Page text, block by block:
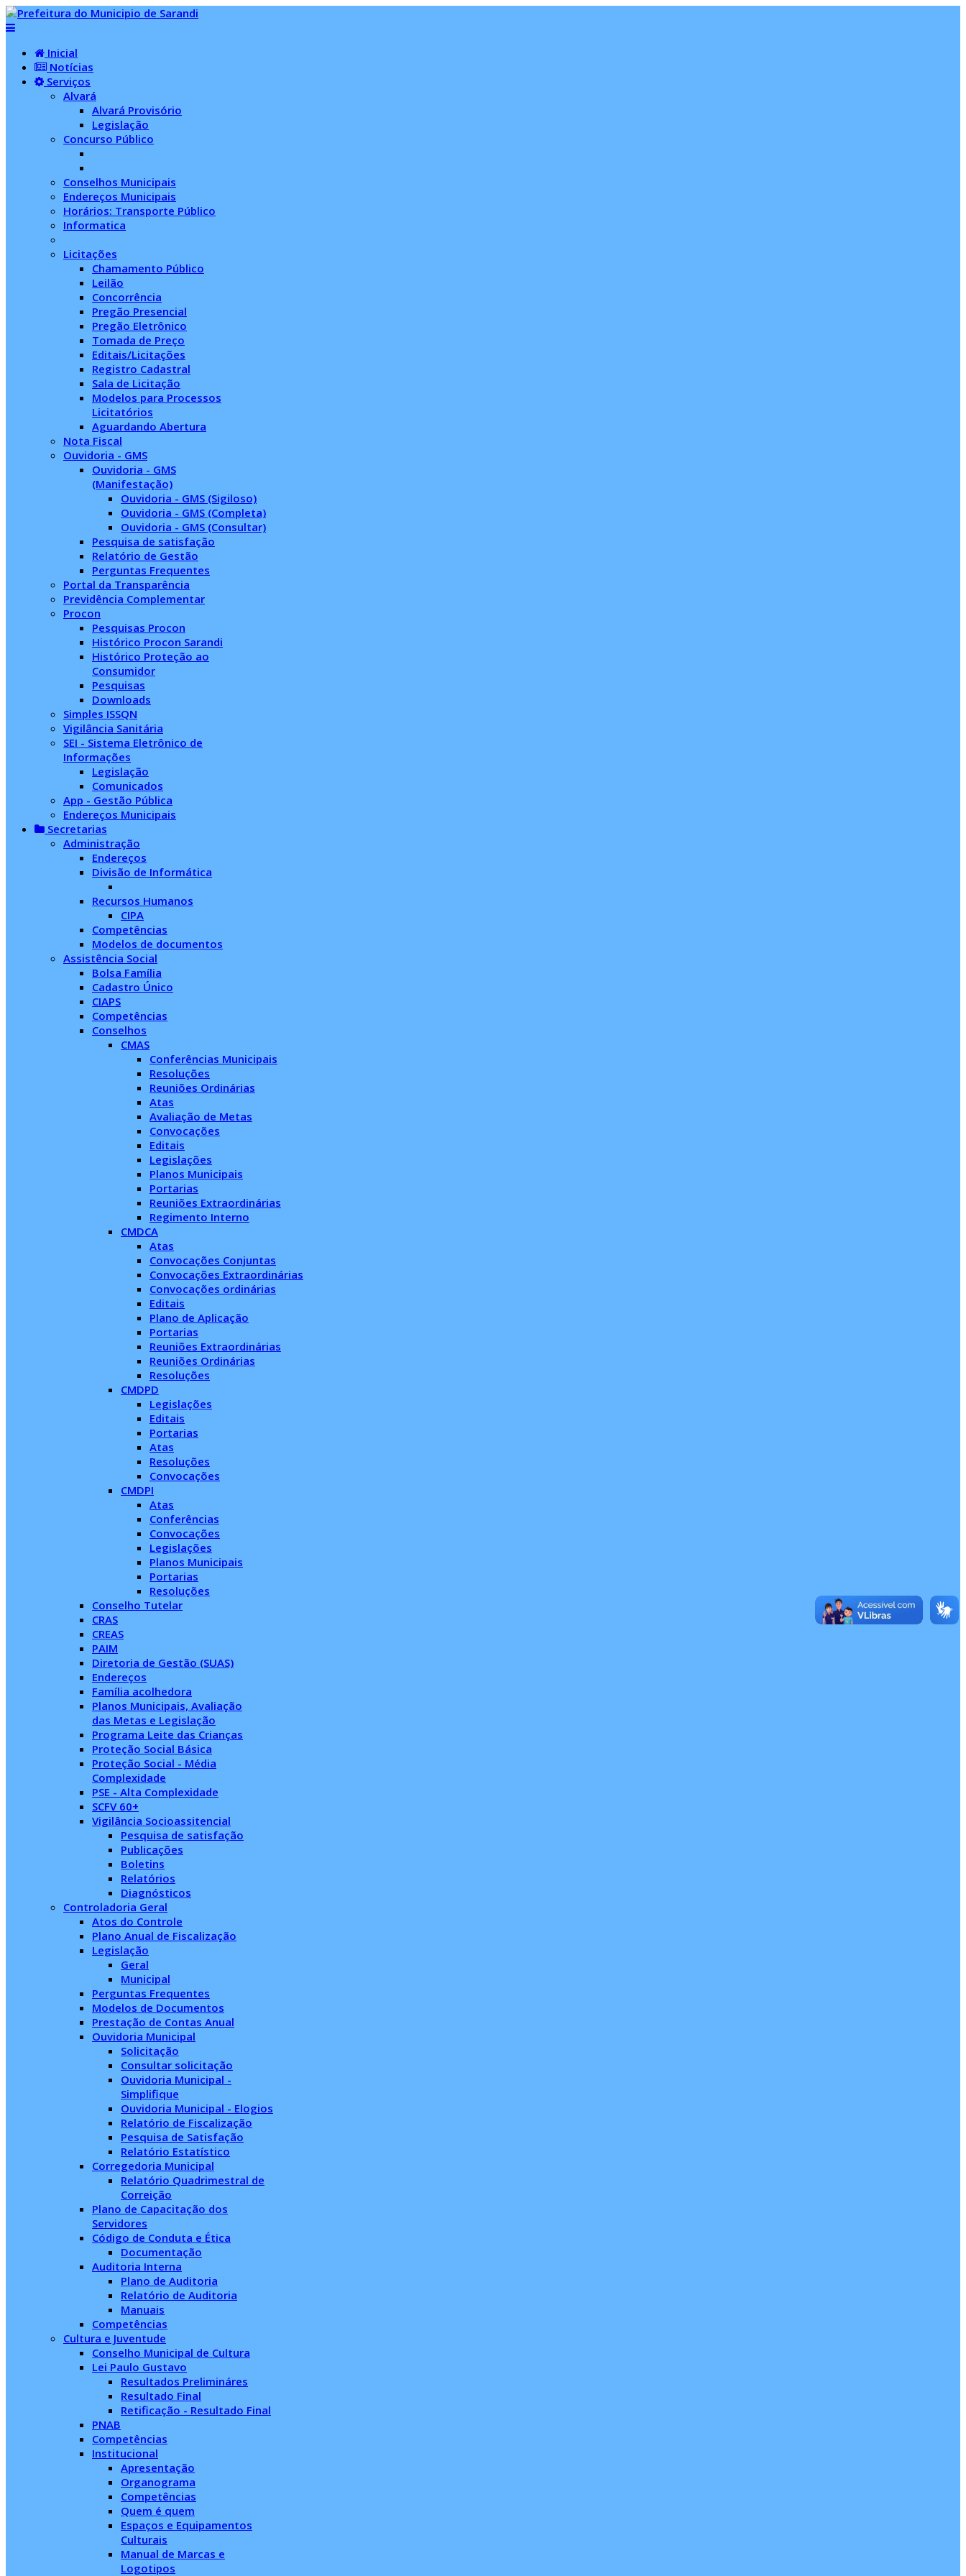
Inicial
Notícias
Serviços
Alvará
Alvará Provisório
Legislação
Concurso Público
Conselhos Municipais
Endereços Municipais
Horários: Transporte Público
Informatica
Licitações
Chamamento Público
Leilão
Concorrência
Pregão Presencial
Pregão Eletrônico
Tomada de Preço
Editais/Licitações
Registro Cadastral
Sala de Licitação
Modelos para Processos
Licitatórios
Aguardando Abertura
Nota Fiscal
Ouvidoria - GMS
Ouvidoria - GMS
(Manifestação)
Ouvidoria - GMS (Sigiloso)
Ouvidoria - GMS (Completa)
Ouvidoria - GMS (Consultar)
Pesquisa de satisfação
Relatório de Gestão
Perguntas Frequentes
Portal da Transparência
Previdência Complementar
Procon
Pesquisas Procon
Histórico Procon Sarandi
Histórico Proteção ao
Consumidor
Pesquisas
Downloads
Simples ISSQN
Vigilância Sanitária
SEI - Sistema Eletrônico de
Informações
Legislação
Comunicados
App - Gestão Pública
Endereços Municipais
Secretarias
Administração
Endereços
Divisão de Informática
Recursos Humanos
CIPA
Competências
Modelos de documentos
Assistência Social
Bolsa Família
Cadastro Único
CIAPS
Competências
Conselhos
CMAS
Conferências Municipais
Resoluções
Reuniões Ordinárias
Atas
Avaliação de Metas
Convocações
Editais
Legislações
Planos Municipais
Portarias
Reuniões Extraordinárias
Regimento Interno
CMDCA
Atas
Convocações Conjuntas
Convocações Extraordinárias
Convocações ordinárias
Editais
Plano de Aplicação
Portarias
Reuniões Extraordinárias
Reuniões Ordinárias
Resoluções
CMDPD
Legislações
Editais
Portarias
Atas
Resoluções
Convocações
CMDPI
Atas
Conferências
Convocações
Legislações
Planos Municipais
Portarias
Resoluções
Conselho Tutelar
CRAS
CREAS
PAIM
Diretoria de Gestão (SUAS)
Endereços
Família acolhedora
Planos Municipais, Avaliação
das Metas e Legislação
Programa Leite das Crianças
Proteção Social Básica
Proteção Social - Média
Complexidade
PSE - Alta Complexidade
SCFV 60+
Vigilância Socioassitencial
Pesquisa de satisfação
Publicações
Boletins
Relatórios
Diagnósticos
Controladoria Geral
Atos do Controle
Plano Anual de Fiscalização
Legislação
Geral
Municipal
Perguntas Frequentes
Modelos de Documentos
Prestação de Contas Anual
Ouvidoria Municipal
Solicitação
Consultar solicitação
Ouvidoria Municipal -
Simplifique
Ouvidoria Municipal - Elogios
Relatório de Fiscalização
Pesquisa de Satisfação
Relatório Estatístico
Corregedoria Municipal
Relatório Quadrimestral de
Correição
Plano de Capacitação dos
Servidores
Código de Conduta e Ética
Documentação
Auditoria Interna
Plano de Auditoria
Relatório de Auditoria
Manuais
Competências
Cultura e Juventude
Conselho Municipal de Cultura
Lei Paulo Gustavo
Resultados Prelimináres
Resultado Final
Retificação - Resultado Final
PNAB
Competências
Institucional
Apresentação
Organograma
Competências
Quem é quem
Espaços e Equipamentos
Culturais
Manual de Marcas e
Logotipos